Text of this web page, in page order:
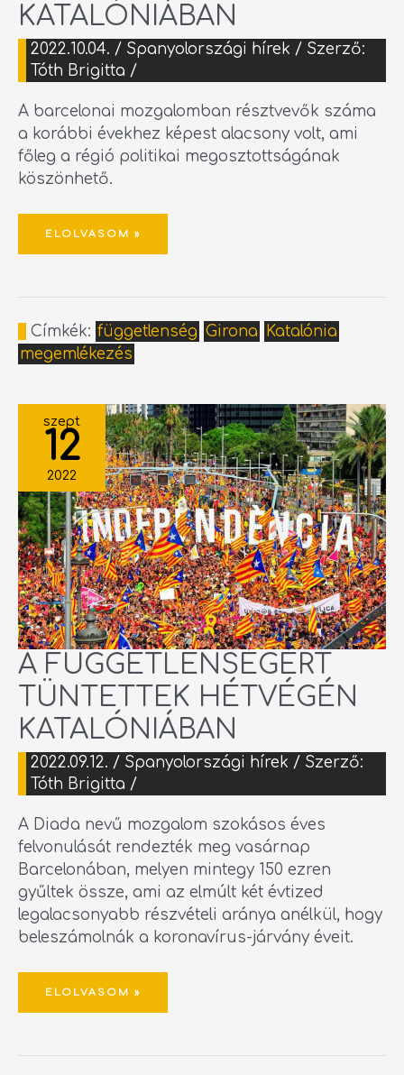
KATALÓNIÁBAN
2022.10.04. / Spanyolországi hírek / Szerző:
Tóth Brigitta /
A barcelonai mozgalomban résztvevők száma
a korábbi évekhez képest alacsony volt, ami
főleg a régió politikai megosztottságának
köszönhető.
ELOLVASOM »
Címkék: függetlenség Girona
Katalónia
megemlékezés
szept
12
2022
A FÜGGETLENSÉGÉRT
TÜNTETTEK HÉTVÉGÉN
KATALÓNIÁBAN
2022.09.12. / Spanyolországi hírek / Szerző:
Tóth Brigitta /
A Diada nevű mozgalom szokásos éves
felvonulását rendezték meg vasárnap
Barcelonában, melyen mintegy 150 ezren
gyűltek össze, ami az elmúlt két évtized
legalacsonyabb részvételi aránya anélkül, hogy
beleszámolnák a koronavírus-járvány éveit.
A
FÜGGETLENSÉGÉRT
TÜNTETTEK
HÉTVÉGÉN
KATALÓNIÁBAN
ELOLVASOM »